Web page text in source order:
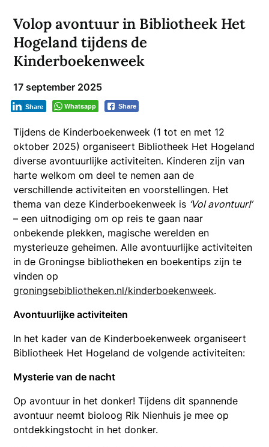
Volop avontuur in Bibliotheek Het
Hogeland tijdens de
Kinderboekenweek
17 september 2025
Whatsapp Share
Share
Tijdens de Kinderboekenweek (1 tot en met 12
oktober 2025) organiseert Bibliotheek Het Hogeland
diverse avontuurlijke activiteiten. Kinderen zijn van
harte welkom om deel te nemen aan de
verschillende activiteiten en voorstellingen. Het
thema van deze Kinderboekenweek is ‘Vol avontuur!’
– een uitnodiging om op reis te gaan naar
onbekende plekken, magische werelden en
mysterieuze geheimen. Alle avontuurlijke activiteiten
in de Groningse bibliotheken en boekentips zijn te
vinden op
groningsebibliotheken.nl/kinderboekenweek.
Avontuurlijke activiteiten
In het kader van de Kinderboekenweek organiseert
Bibliotheek Het Hogeland de volgende activiteiten:
Mysterie van de nacht
Op avontuur in het donker! Tijdens dit spannende
avontuur neemt bioloog Rik Nienhuis je mee op
ontdekkingstocht in het donker.